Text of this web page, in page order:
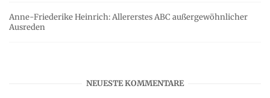
Anne-Friederike Heinrich: Allererstes ABC außergewöhnlicher
Ausreden
NEUESTE KOMMENTARE